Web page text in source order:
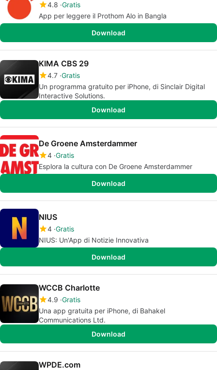
4.8 Gratis
App per leggere il Prothom Alo in Bangla
Download
KIMA CBS 29
4.7 Gratis
Un programma gratuito per iPhone, di Sinclair Digital
Interactive Solutions.
Download
De Groene Amsterdammer
4 Gratis
Esplora la cultura con De Groene Amsterdammer
Download
NIUS
4 Gratis
NIUS: Un'App di Notizie Innovativa
Download
WCCB Charlotte
4.9 Gratis
Una app gratuita per iPhone, di Bahakel
Communications Ltd.
Download
WPDE.com